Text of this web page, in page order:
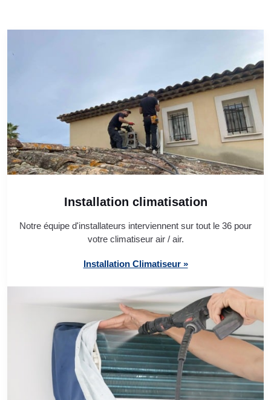
Installation climatisation
Notre équipe d'installateurs interviennent sur tout le 36 pour
votre climatiseur air / air.
Installation Climatiseur »